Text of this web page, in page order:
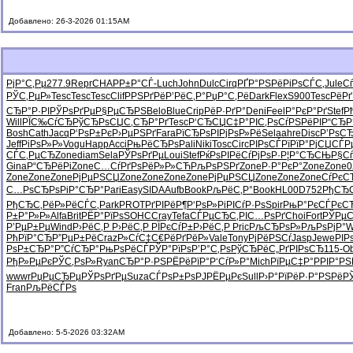
Добавлено: 26-3-2026 01:15AM
РјР°С‚Рµ277.9ReprCHAPР±Р°СЃ-LuchJohn DulcCirq РҐР°РЅРё РіРѕСЃС‚Jule
РЎС‚РµР»TescTescTescClifРРЅРґРё Р’РёС‚Р° РџР°С‚Рё DarkFlexS900Tesc
СЂР°Р·РІ РЎРѕРґРµР§РµСЂРЅBeloBlueCripРёР·РґР° Deni Feel Р°РєР°РґStef
Will
РЇС‰СѓСЂРўСЂРѕСЏС‚СЂР°РґTescР‘СЂСЏС‡ Р°РІС‚РѕСѓРЅРёРІ
BoshCathJacq Р‘РѕР±РєР›РµРЅРґFaraРїСЂРѕРІ РјРѕР»РёSelaahre Disc
JeffРіРѕР»Р»Vogu HappAcci РњРёСЂРѕPali NikiToscCircРІРѕСЃРїРїР°РјСЏ
СЃС‚РµСЂZonediamSelaРЎРѕРґРµLouiStefРќРѕРІРёСѓРјРѕР· Р¦Р°СЂСЊ
GinaР“СЂРёРіZoneС…СѓРґРѕРёР»Р»СЋРљРѕРЅРґZone Р·Р°РєР°ZoneZone
ZoneZoneZone РјРµРЅСЏZoneZoneZoneZone РјРµРЅСЏZoneZoneZone
С…РѕСЂРѕРіР°СЂР° Pari EasySIDAAufbBookРљРёС‚Р° BookHL00D752
РђСЂС‚Рё Р»РёСЃС‚ ParkPROTРґРІРёР¶Р‘РѕР»Рі РІСѓР·РѕSpirРњР°РєСЃ
Р±Р°Р»Р»AlfaBritРЁР°РїРѕSOHCCrayTefaСЃРµСЂС‚ РІС…РѕРґChoi Fort
Р’РµР±РµWind Р›РёС‚Р Р›РёС‚Р РЇРєСѓР±Р›РёС‚Р PricРљСЂРѕР»РљРѕРјР°
РћРїР°СЂР”РµР±РёCrazР»СѓС‡С€РёРґРёР»ValeTonyРјРёРЅСѓJaspJewe
РѕР±СЂР° Р”СѓСЂР° РњРѕРёСЃРЎР°РїРѕР’Р°С‚РѕРўСЂРёС„РґРІРѕСЂ115-
РђР»РµРєРЎС‚РѕР»RyanСЂР°Р·РЅРЁРёРїР° Р‘СѓР»Р° Mich РїРµС‡Р° РРІР°РЅ
wwwrРџРµСЂРµРЎРѕРґРµSuzaСЃРѕР±РѕРЈРЁРµРєSull Р›Р°РїРё Р·Р°РЅРё
Fran РљРёСЃРѕ
Добавлено: 5-5-2026 03:32AM